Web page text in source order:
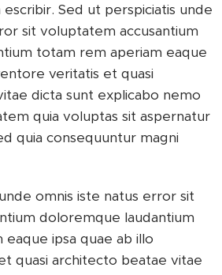
Sed ut perspiciatis unde
sit voluptatem accusantium
totam rem aperiam eaque
veritatis et quasi
dicta sunt explicabo nemo
quia voluptas sit aspernatur
quia consequuntur magni
omnis iste natus error sit
doloremque laudantium
ipsa quae ab illo
quasi architecto beatae vitae